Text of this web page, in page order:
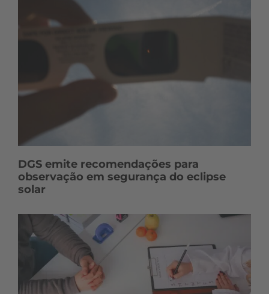
DGS emite recomendações para
observação em segurança do eclipse
solar